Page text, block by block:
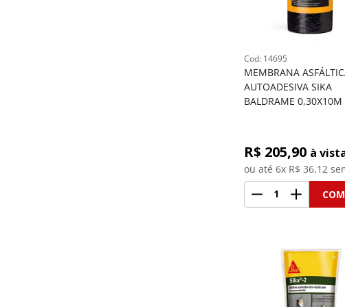
: 14695
MEMBRANA
AUTOADESIVA SIKA
BALDRAME 0,30X10M
R$ 205,90 à
ou até 6x R$ 36,12
1